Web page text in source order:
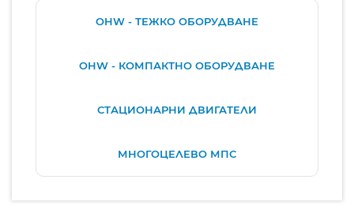
OHW - ТЕЖКО ОБОРУДВАНЕ
OHW - КОМПАКТНО ОБОРУДВАНЕ
СТАЦИОНАРНИ ДВИГАТЕЛИ
МНОГОЦЕЛЕВО МПС